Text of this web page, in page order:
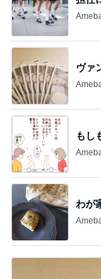
ヴァ
もし
わが